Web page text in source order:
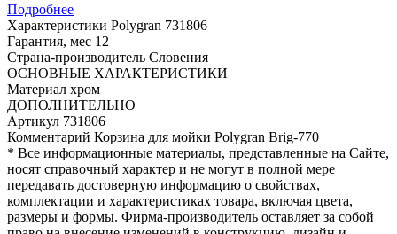
Подробнее
Характеристики Polygran 731806
Гарантия, мес 12
Страна-производитель Словения
ОСНОВНЫЕ ХАРАКТЕРИСТИКИ
Материал хром
ДОПОЛНИТЕЛЬНО
Артикул 731806
Комментарий Корзина для мойки Polygran Brig-770
* Все информационные материалы, представленные на Сайте,
носят справочный характер и не могут в полной мере
передавать достоверную информацию о свойствах,
комплектации и характеристиках товара, включая цвета,
размеры и формы. Фирма-производитель оставляет за собой